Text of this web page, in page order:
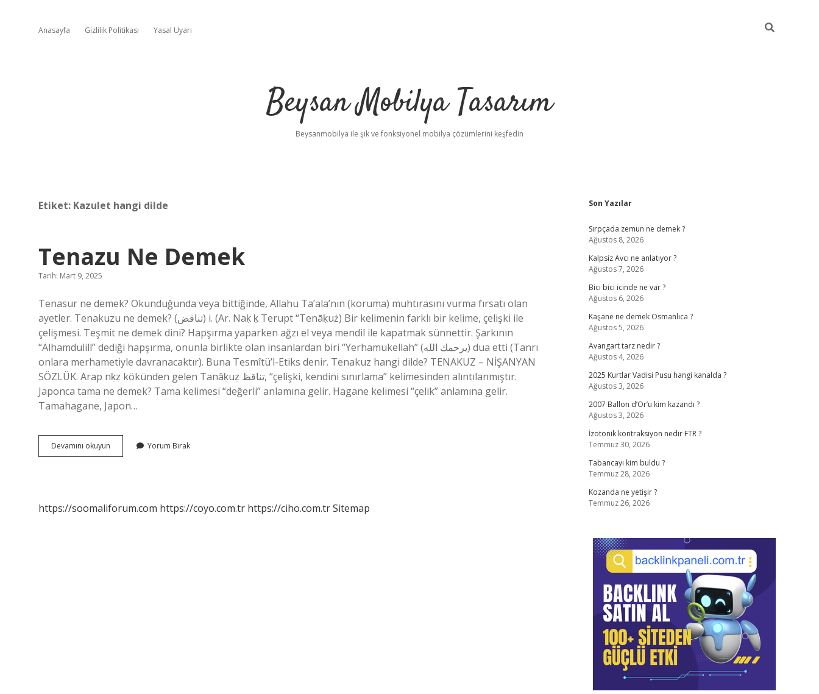
Anasayfa Gizlilik Politikası Yasal Uyarı
Beysan Mobilya Tasarım
Beysanmobilya ile şık ve fonksiyonel mobilya çözümlerini keşfedin
Etiket: Kazulet hangi dilde
Tenazu Ne Demek
Tarih: Mart 9, 2025
Tenasur ne demek? Okunduğunda veya bittiğinde, Allahu Ta’ala’nın (koruma) muhtırasını vurma fırsatı olan
ayetler. Tenakuzu ne demek? (ﺗﻨﺎﻗﺾ) i. (Ar. Naḳ ḳ Terupt “Tenāḳuż) Bir kelimenin farklı bir kelime, çelişki ile
çelişmesi. Teşmit ne demek dini? Hapşırma yaparken ağzı el veya mendil ile kapatmak sünnettir. Şarkının
“Alhamdulill” dediği hapşırma, onunla birlikte olan insanlardan biri “Yerhamukellah” (يرحمك الله) dua etti (Tanrı
onlara merhametiyle davranacaktır). Buna Tesmîtü’l-Etiks denir. Tenakuz hangi dilde? TENAKUZ – NİŞANYAN
SÖZLÜK. Arap nḳẓ kökünden gelen Tanāḳuẓ تناقظ, “çelişki, kendini sınırlama” kelimesinden alıntılanmıştır.
Japonca tama ne demek? Tama kelimesi “değerli” anlamına gelir. Hagane kelimesi “çelik” anlamına gelir.
Tamahagane, Japon…
Devamını okuyun
Ne
Yorum Bırak
https://soomaliforum.com https://coyo.com.tr https://ciho.com.trSitemap
Sidebar
Son Yazılar
Sırpçada zemun ne demek ?
Ağustos 8, 2026
Kalpsiz Avcı ne anlatıyor ?
Ağustos 7, 2026
Bici bici icinde ne var ?
Ağustos 6, 2026
Kaşane ne demek Osmanlıca ?
Ağustos 5, 2026
Avangart tarz nedir ?
Ağustos 4, 2026
2025 Kurtlar Vadisi Pusu hangi kanalda ?
Ağustos 3, 2026
2007 Ballon d’Or’u kim kazandı ?
Ağustos 3, 2026
İzotonik kontraksiyon nedir FTR ?
Temmuz 30, 2026
Tabancayı kim buldu ?
Temmuz 28, 2026
Kozanda ne yetişir ?
Temmuz 26, 2026